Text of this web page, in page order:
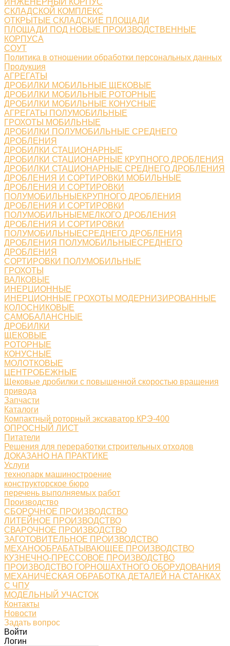
ИНЖЕНЕРНЫЙ КОРПУС
СКЛАДСКОЙ КОМПЛЕКС
ОТКРЫТЫЕ СКЛАДСКИЕ ПЛОЩАДИ
ПЛОЩАДИ ПОД НОВЫЕ ПРОИЗВОДСТВЕННЫЕ
КОРПУСА
СОУТ
Политика в отношении обработки персональных данных
Продукция
АГРЕГАТЫ
ДРОБИЛКИ МОБИЛЬНЫЕ ЩЕКОВЫЕ
ДРОБИЛКИ МОБИЛЬНЫЕ РОТОРНЫЕ
ДРОБИЛКИ МОБИЛЬНЫЕ КОНУСНЫЕ
АГРЕГАТЫ ПОЛУМОБИЛЬНЫЕ
ГРОХОТЫ МОБИЛЬНЫЕ
ДРОБИЛКИ ПОЛУМОБИЛЬНЫЕ СРЕДНЕГО
ДРОБЛЕНИЯ
ДРОБИЛКИ СТАЦИОНАРНЫЕ
ДРОБИЛКИ СТАЦИОНАРНЫЕ КРУПНОГО ДРОБЛЕНИЯ
ДРОБИЛКИ СТАЦИОНАРНЫЕ СРЕДНЕГО ДРОБЛЕНИЯ
ДРОБЛЕНИЯ И СОРТИРОВКИ МОБИЛЬНЫЕ
ДРОБЛЕНИЯ И СОРТИРОВКИ
ПОЛУМОБИЛЬНЫЕКРУПНОГО ДРОБЛЕНИЯ
ДРОБЛЕНИЯ И СОРТИРОВКИ
ПОЛУМОБИЛЬНЫЕМЕЛКОГО ДРОБЛЕНИЯ
ДРОБЛЕНИЯ И СОРТИРОВКИ
ПОЛУМОБИЛЬНЫЕСРЕДНЕГО ДРОБЛЕНИЯ
ДРОБЛЕНИЯ ПОЛУМОБИЛЬНЫЕСРЕДНЕГО
ДРОБЛЕНИЯ
СОРТИРОВКИ ПОЛУМОБИЛЬНЫЕ
ГРОХОТЫ
ВАЛКОВЫЕ
ИНЕРЦИОННЫЕ
ИНЕРЦИОННЫЕ ГРОХОТЫ МОДЕРНИЗИРОВАННЫЕ
КОЛОСНИКОВЫЕ
САМОБАЛАНСНЫЕ
ДРОБИЛКИ
ЩЕКОВЫЕ
РОТОРНЫЕ
КОНУСНЫЕ
МОЛОТКОВЫЕ
ЦЕНТРОБЕЖНЫЕ
Щековые дробилки с повышенной скоростью вращения
привода
Запчасти
Каталоги
Компактный роторный экскаватор КРЭ-400
ОПРОСНЫЙ ЛИСТ
Питатели
Решения для переработки строительных отходов
ДОКАЗАНО НА ПРАКТИКЕ
Услуги
технопарк машиностроение
конструкторское бюро
перечень выполняемых работ
Производство
СБОРОЧНОЕ ПРОИЗВОДСТВО
ЛИТЕЙНОЕ ПРОИЗВОДСТВО
СВАРОЧНОЕ ПРОИЗВОДСТВО
ЗАГОТОВИТЕЛЬНОЕ ПРОИЗВОДСТВО
МЕХАНООБРАБАТЫВАЮЩЕЕ ПРОИЗВОДСТВО
КУЗНЕЧНО-ПРЕССОВОЕ ПРОИЗВОДСТВО
ПРОИЗВОДСТВО ГОРНОШАХТНОГО ОБОРУДОВАНИЯ
МЕХАНИЧЕСКАЯ ОБРАБОТКА ДЕТАЛЕЙ НА СТАНКАХ
С ЧПУ
МОДЕЛЬНЫЙ УЧАСТОК
Контакты
Новости
Задать вопрос
Войти
Логин